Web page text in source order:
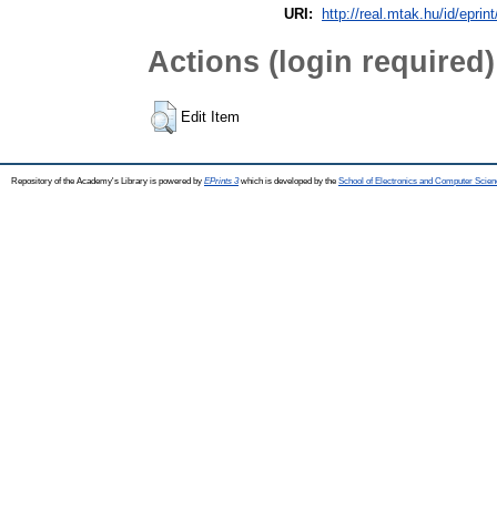
URI: http://real.mtak.hu/id/
Actions (login required)
Edit Item
Repository of the Academy's Library is powered by EPrints 3which is developed by the School of Electronics and Computer